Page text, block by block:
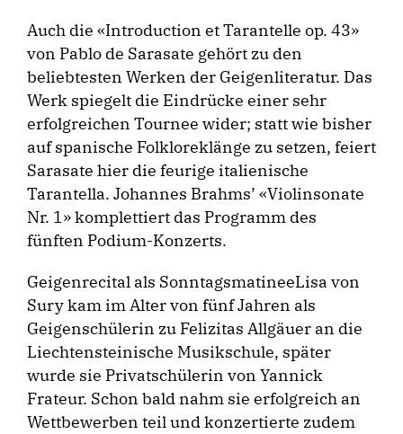
Auch die «Introduction et Tarantelle op. 43»
von Pablo de Sarasate gehört zu den
beliebtesten Werken der Geigenliteratur. Das
Werk spiegelt die Eindrücke einer sehr
erfolgreichen Tournee wider; statt wie bisher
auf spanische Folkloreklänge zu setzen, feiert
Sarasate hier die feurige italienische
Tarantella. Johannes Brahms’ «Violinsonate
Nr. 1» komplettiert das Programm des
fünften Podium-Konzerts.
Geigenrecital als SonntagsmatineeLisa von
Sury kam im Alter von fünf Jahren als
Geigenschülerin zu Felizitas Allgäuer an die
Liechtensteinische Musikschule, später
wurde sie Privatschülerin von Yannick
Frateur. Schon bald nahm sie erfolgreich an
Wettbewerben teil und konzertierte zudem